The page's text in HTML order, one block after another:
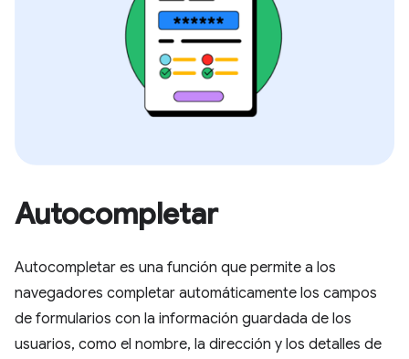
Autocompletar
Autocompletar es una función que permite a los
navegadores completar automáticamente los campos
de formularios con la información guardada de los
usuarios, como el nombre, la dirección y los detalles de